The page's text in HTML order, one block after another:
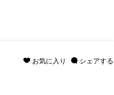
シェアする
お気に入り